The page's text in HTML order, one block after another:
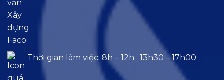
Thời gian làm việc: 8h – 12h ; 13h30 – 17h00